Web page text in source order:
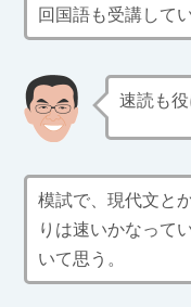
回国語も受講して
速読も
模試で、現代文と
りは速いかなって
いて思う。